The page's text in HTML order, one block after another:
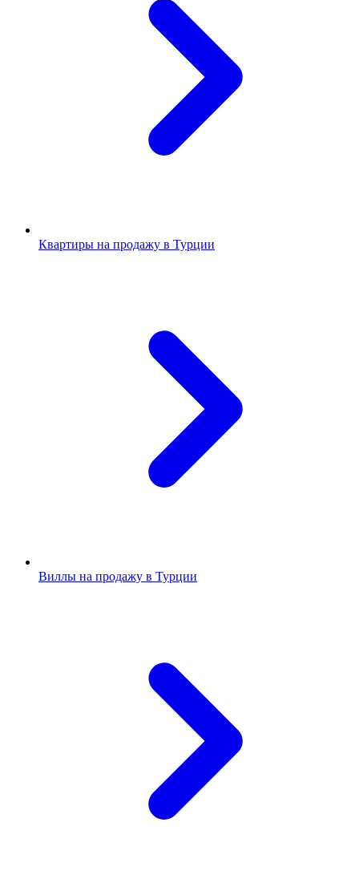
Квартиры на продажу в Турции
Виллы на продажу в Турции